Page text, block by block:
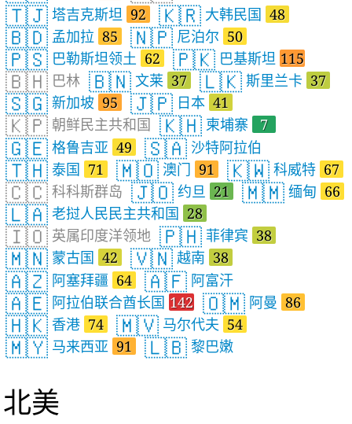
🇹🇯 塔吉克斯坦 92 🇰🇷 大韩民国 48
🇧🇩 孟加拉 85 🇳🇵 尼泊尔 50
🇵🇸 巴勒斯坦领土 62 🇵🇰 巴基斯坦 115
🇧🇭 巴林 🇧🇳 文莱 37 🇱🇰 斯里兰卡 37
🇸🇬 新加坡 95 🇯🇵 日本 41
🇰🇵 朝鲜民主共和国 🇰🇭 柬埔寨 7
🇬🇪 格鲁吉亚 49 🇸🇦 沙特阿拉伯
🇹🇭 泰国 71 🇲🇴 澳门 91 🇰🇼 科威特 67
🇨🇨 科科斯群岛 🇯🇴 约旦 21 🇲🇲 缅甸 66
🇱🇦 老挝人民民主共和国 28
🇮🇴 英属印度洋领地 🇵🇭 菲律宾 38
🇲🇳 蒙古国 42 🇻🇳 越南 38
🇦🇿 阿塞拜疆 64 🇦🇫 阿富汗
🇦🇪 阿拉伯联合酋长国 142 🇴🇲 阿曼 86
🇭🇰 香港 74 🇲🇻 马尔代夫 54
🇲🇾 马来西亚 91 🇱🇧 黎巴嫩
北美